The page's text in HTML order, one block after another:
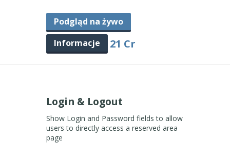
Podgląd na żywo
Informacje
21 Cr
Login & Logout
Show Login and Password fields to allow
users to directly access a reserved area
page